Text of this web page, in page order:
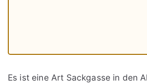
Es ist eine Art Sackgasse in den